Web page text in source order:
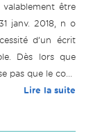
être
janv. 2018, n o
d’un écrit
Dès lors que
pas que le co...
Lire la suite